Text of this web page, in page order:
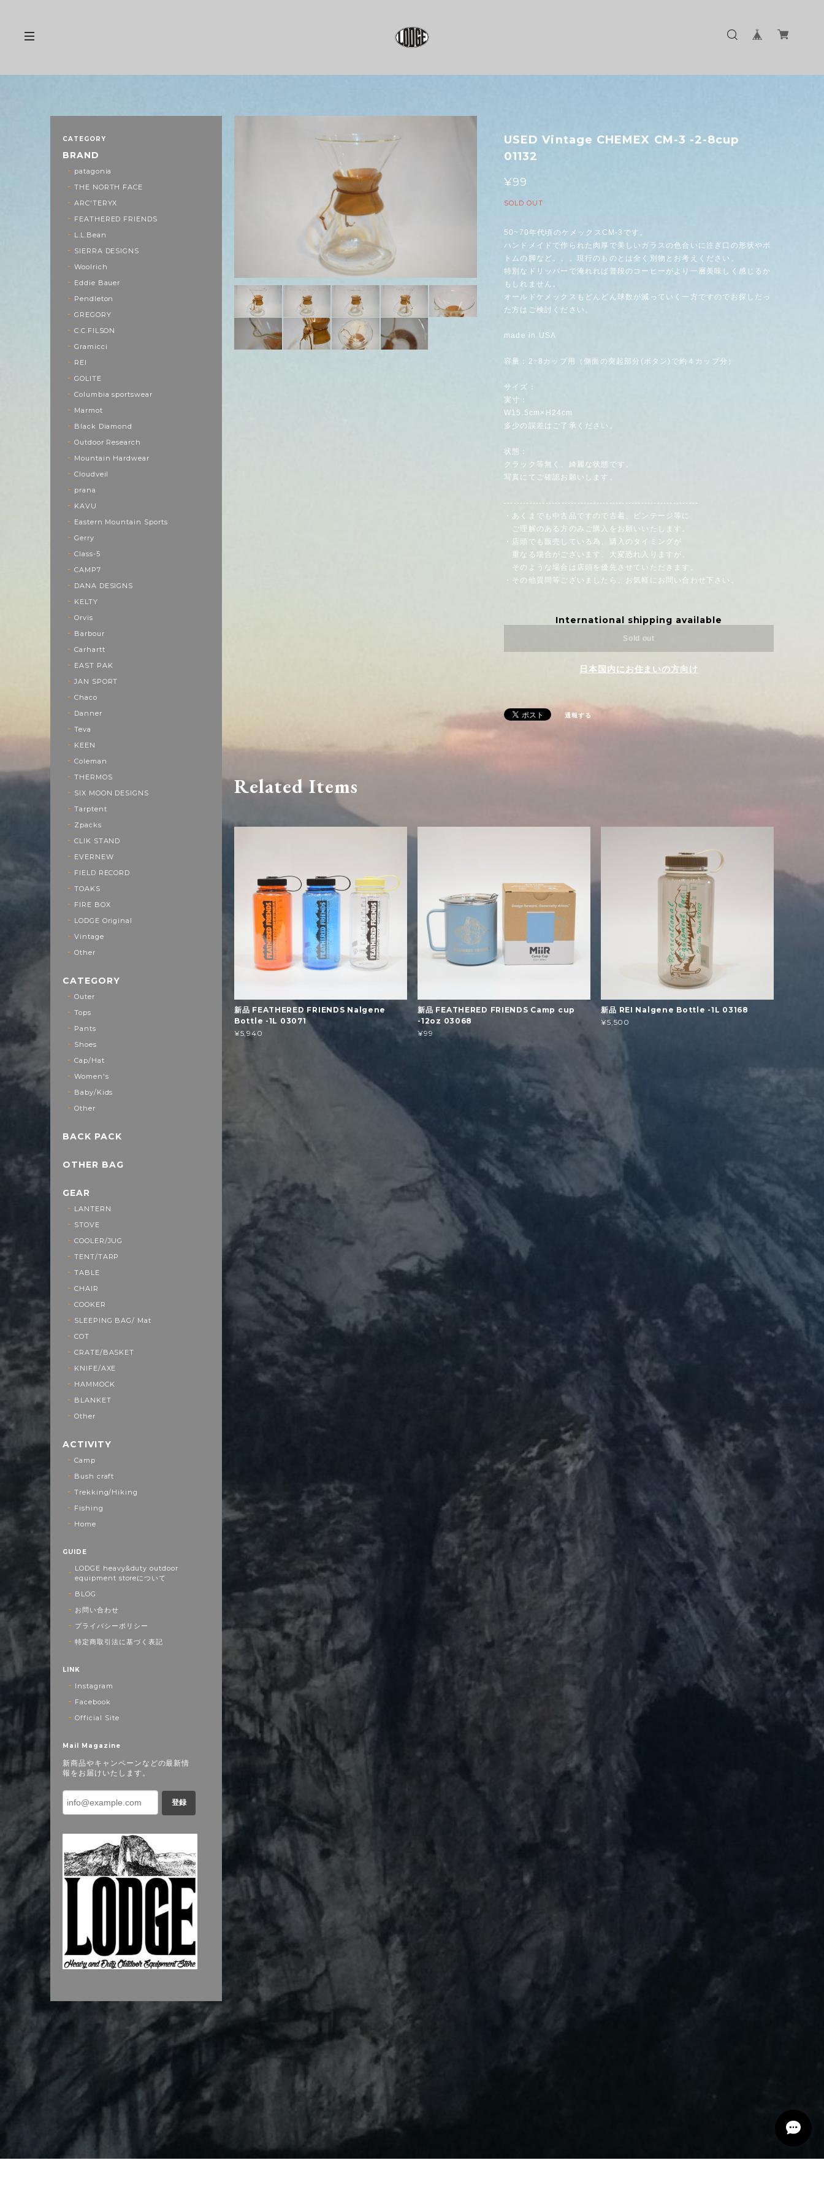
USED Vintage CHEMEX CM-3 -2-8cup
01132
¥99
SOLD OUT
50~70年代頃のケメックスCM-3です。
ハンドメイドで作られた肉厚で美しいガラスの色合いに注ぎ口の形状やボ
トムの脚など。。。現行のものとは全く別物とお考えください。
特別なドリッパーで淹れれば普段のコーヒーがより一層美味しく感じるか
もしれません。
オールドケメックスもどんどん球数が減っていく一方ですのでお探しだっ
た方はご検討ください。
made in USA
容量：2~8カップ用（側面の突起部分(ボタン)で約４カップ分）
サイズ：
実寸：
W15.5cm×H24cm
多少の誤差はご了承ください。
状態：
クラック等無く、綺麗な状態です。
写真にてご確認お願いします。
-------------------------------------------------------------
・あくまでも中古品ですので古着、ビンテージ等に
ご理解のある方のみご購入をお願いいたします。
・店頭でも販売している為、購入のタイミングが
重なる場合がございます。大変恐れ入りますが、
そのような場合は店頭を優先させていただきます。
・その他質問等ございましたら、お気軽にお問い合わせ下さい。
International shipping available
Sold out
日本国内にお住まいの方向け
通報する
Related Items
新品 FEATHERED FRIENDS Nalgene
Bottle -1L 03071
¥5,940
新品 FEATHERED FRIENDS Camp cup
-12oz 03068
¥99
新品 REI Nalgene Bottle -1L 03168
¥5,500
CATEGORY
BRAND
patagonia
THE NORTH FACE
ARC'TERYX
FEATHERED FRIENDS
L.L.Bean
SIERRA DESIGNS
Woolrich
Eddie Bauer
Pendleton
GREGORY
C.C.FILSON
Gramicci
REI
GOLITE
Columbia sportswear
Marmot
Black Diamond
Outdoor Research
Mountain Hardwear
Cloudveil
prana
KAVU
Eastern Mountain Sports
Gerry
Class-5
CAMP7
DANA DESIGNS
KELTY
Orvis
Barbour
Carhartt
EAST PAK
JAN SPORT
Chaco
Danner
Teva
KEEN
Coleman
THERMOS
SIX MOON DESIGNS
Tarptent
Zpacks
CLIK STAND
EVERNEW
FIELD RECORD
TOAKS
FIRE BOX
LODGE Original
Vintage
Other
CATEGORY
Outer
Tops
Pants
Shoes
Cap/Hat
Women's
Baby/Kids
Other
BACK PACK
OTHER BAG
GEAR
LANTERN
STOVE
COOLER/JUG
TENT/TARP
TABLE
CHAIR
COOKER
SLEEPING BAG/ Mat
COT
CRATE/BASKET
KNIFE/AXE
HAMMOCK
BLANKET
Other
ACTIVITY
Camp
Bush craft
Trekking/Hiking
Fishing
Home
GUIDE
LODGE heavy&duty outdoor
equipment storeについて
BLOG
お問い合わせ
プライバシーポリシー
特定商取引法に基づく表記
LINK
Instagram
Facebook
Official Site
Mail Magazine
新商品やキャンペーンなどの最新情
報をお届けいたします。
登録